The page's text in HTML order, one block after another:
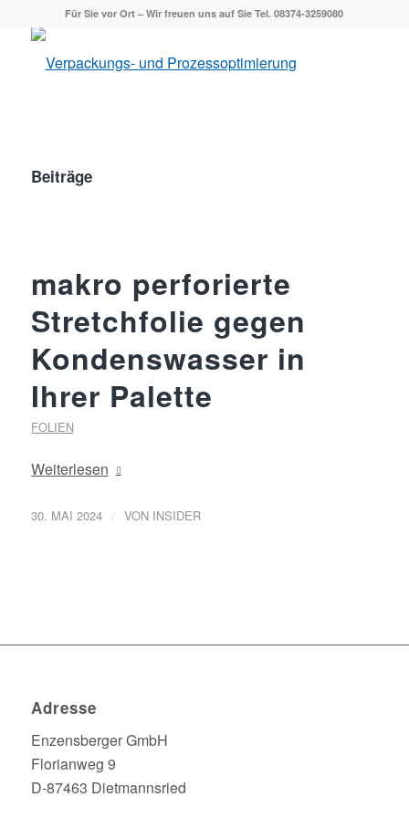
Für Sie vor Ort – Wir freuen uns auf Sie Tel. 08374-3259080
Beiträge
makro perforierte
Stretchfolie gegen
Kondenswasser in
Ihrer Palette
FOLIEN
Weiterlesen
30. MAI 2024 / VON INSIDER
Adresse
Enzensberger GmbH
Florianweg 9
D-87463 Dietmannsried